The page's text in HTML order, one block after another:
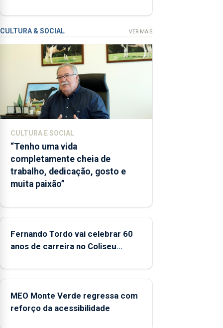
2022 e
2026. A ilha
das Flores
apresenta
significativo”
da CPUE
entre 2022
CULTURA & SOCIAL VER MAIS
CULTURA E SOCIAL
“Tenho uma vida
completamente cheia de
trabalho, dedicação, gosto e
muita paixão”
Fernando Tordo vai celebrar 60
anos de carreira no Coliseu
MEO Monte Verde regressa com
reforço da acessibilidade